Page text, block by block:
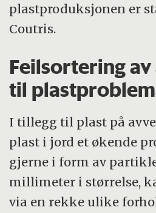
plastproduksjonen er
Coutris.
Feilsortering
til
I tillegg til plast på
plast i jord et økende
gjerne i form av
millimeter i størrelse,
via en rekke ulike